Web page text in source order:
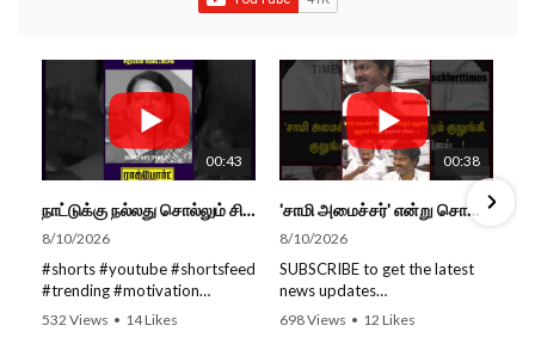
00:43
நாட்டுக்கு நல்லது சொல்லும் சிறப்பான மேடைப்பேச்சு... #shorts #subscribe #video
8/10/2026
#shorts #youtube #shortsfeed
#trending #motivation
#nowtrending #subscribe
532 Views • 14 Likes
00:38
'சாமி அமைச்சர்' என்று சொன்னதும் குலுங்கி, குலுங்கி சிரித்த முதல்வர் விஜய்...!
8/10/2026
SUBSCRIBE to get the latest
news updates
ROCKFORT TIMES for NEW
698 Views • 12 Likes